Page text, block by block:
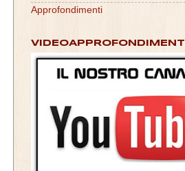
Approfondimenti
VIDEOAPPROFONDIMENTI